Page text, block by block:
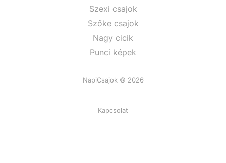
Szexi csajok
Szőke csajok
Nagy cicik
Punci képek
NapiCsajok © 2026
Kapcsolat